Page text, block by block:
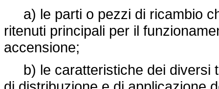
a) le parti o pezzi di ricambio
ritenuti principali per il
accensione;
b) le caratteristiche dei diversi